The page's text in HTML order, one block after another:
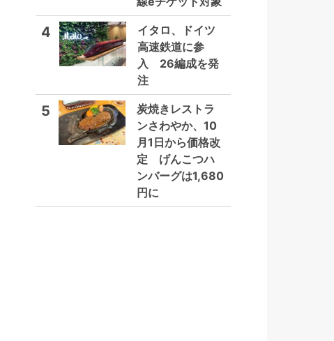
4
イタロ、ドイツ
高速鉄道に参
入 26編成を発
注
5
炭焼きレストラ
ンさわやか、10
月1日から価格改
定 げんこつハ
ンバーグは1,680
円に